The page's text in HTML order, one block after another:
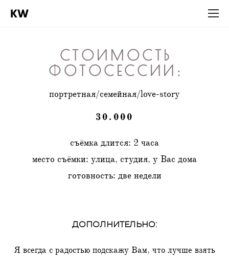
KW
СТОИМОСТЬ
ФОТОСЕССИИ:
портретная/семейная/love-story
30.000
съёмка длится: 2 часа
место съёмки: улица, студия, у Вас дома
готовность: две недели
ДОПОЛНИТЕЛЬНО:
Я всегда с радостью подскажу Вам, что лучше взять